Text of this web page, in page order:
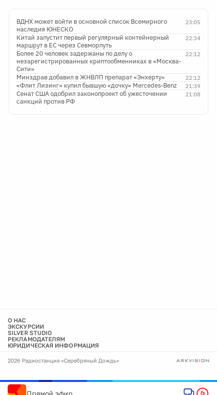
23:05
ВДНХ может войти в основной список Всемирного
наследия ЮНЕСКО
22:34
Китай запустит первый регулярный контейнерный
маршрут в ЕС через Севморпуть
22:12
Более 20 человек задержаны по делу о
незарегистрированных криптообменниках в «Москва-
Сити»
22:12
Минздрав добавил в ЖНВЛП препарат «Энхерту»
21:39
«Флит Лизинг» купил бывшую «дочку» Mercedes-Benz
21:08
Сенат США одобрил законопроект об ужесточении
санкций против РФ
О НАС
ЭКСКУРСИИ
SILVER STUDIO
РЕКЛАМОДАТЕЛЯМ
ЮРИДИЧЕСКАЯ ИНФОРМАЦИЯ
2026 Радиостанция «Серебряный Дождь»
Прямой эфир